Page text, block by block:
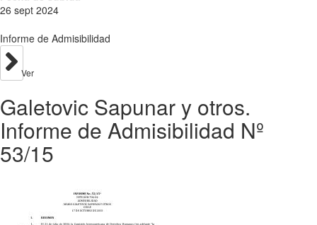
26 sept 2024
Informe de Admisibilidad
Ver
Galetovic Sapunar y otros.
Informe de Admisibilidad Nº
53/15